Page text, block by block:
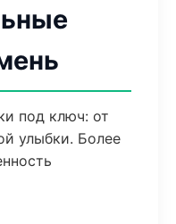
под ключ: от
улыбки. Более